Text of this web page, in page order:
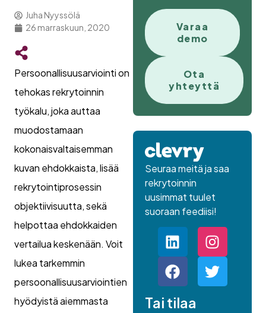
Juha Nyyssölä
26 marraskuun, 2020
Persoonallisuusarviointi on
tehokas rekrytoinnin
työkalu, joka auttaa
muodostamaan
kokonaisvaltaisemman
kuvan ehdokkaista, lisää
rekrytointiprosessin
objektiivisuutta, sekä
helpottaa ehdokkaiden
vertailua keskenään. Voit
lukea tarkemmin
persoonallisuusarviointien
hyödyistä aiemmasta
Varaa
demo
Ota
yhteyttä
Seuraa meitä ja saa
rekrytoinnin
uusimmat tuulet
suoraan feediisi!
Tai tilaa